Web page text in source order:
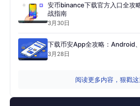
安币binance下载官方入口全攻
战指南
3月30日
下载币安App全攻略：Android
3月28日
阅读更多内容，狠戳这